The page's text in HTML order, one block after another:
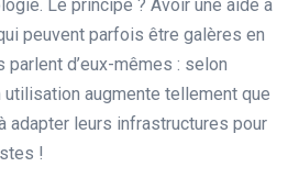
Le principe ? Avoir une aide à
peuvent parfois être galères en
d’eux-mêmes : selon
augmente tellement que
adapter leurs infrastructures pour
!